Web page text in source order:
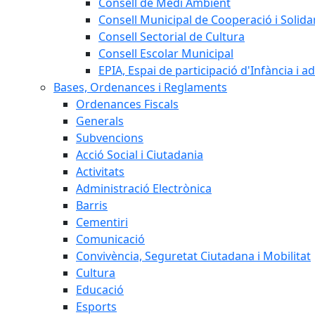
Consell Municipal de Cooperació i
Consell Sectorial de Cultura
Consell Escolar Municipal
EPIA, Espai de participació d'Infància i
Bases, Ordenances i Reglaments
Ordenances Fiscals
Generals
Subvencions
Acció Social i Ciutadania
Activitats
Administració Electrònica
Barris
Cementiri
Comunicació
Convivència, Seguretat Ciutadana i Mobilitat
Cultura
Educació
Esports